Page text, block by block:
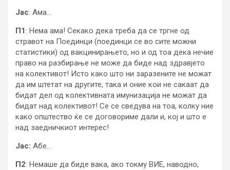
Јас: Ама…
П1: Нема ама! Секако дека треба да се тргне од
стравот на Поединци (поединци се во сите можни
статистики) од вакцинирањето, но и од тоа дека нечие
право на разбирање не може да биде над здравјето
на колективот! Исто како што ни заразените не можат
да им штетат на другите, така и оние кои не сакаат да
бидат дел од колективната имунизација не можат да
бидат над колективот! Се се сведува на тоа, колку ние
како општество ќе се договориме дали и, кој и што е
над заедничкиот интерес!
Јас: Абе…
П2: Немаше да биде вака, ако токму ВИЕ, наводно,